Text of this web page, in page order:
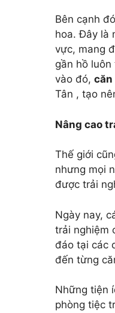
Bên cạnh
hoa. Đây là
vực, mang
gần hồ
vào đó, căn
Tân , tạo
Nâng cao
Thế giới
nhưng mọi
được trải
Ngày nay,
trải nghiệm
đáo tại các
đến từng
Những tiện
phòng tiệc